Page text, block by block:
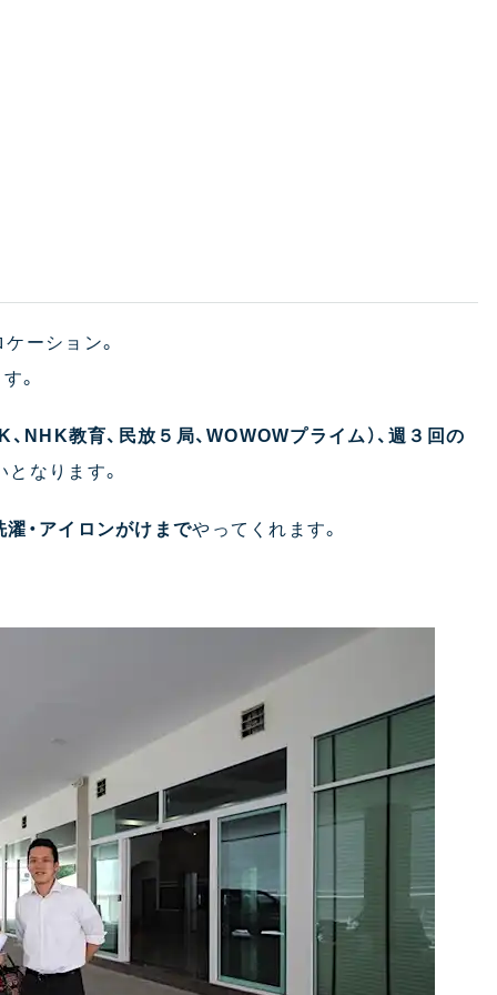
ーション。
。
NHK教育、民放５局、WOWOWプライム）、週３回の
なります。
濯・アイロンがけまでやってくれます。